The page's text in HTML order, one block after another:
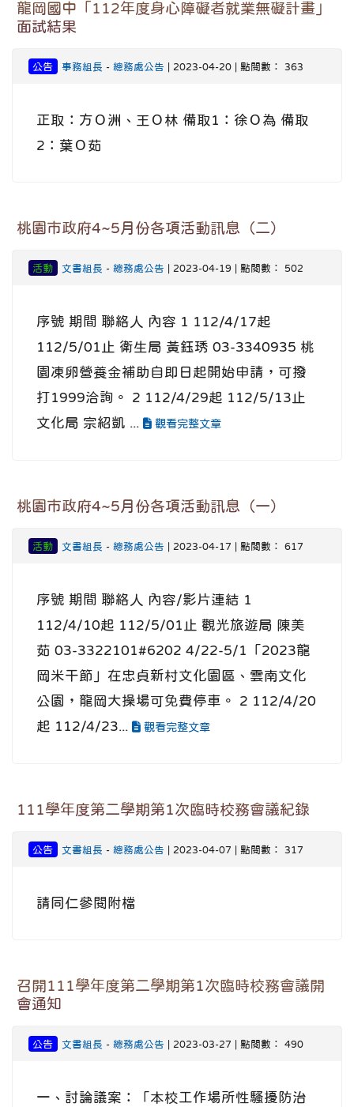
龍岡國中「112年度身心障礙者就業無礙計畫」
面試結果
公告 事務組長 - 總務處公告 | 2023-04-20 | 點閱數： 363
正取：方Ｏ洲、王Ｏ林 備取1：徐Ｏ為 備取
2：葉Ｏ茹
桃園市政府4~5月份各項活動訊息（二）
活動 文書組長 - 總務處公告 | 2023-04-19 | 點閱數： 502
序號 期間 聯絡人 內容 1 112/4/17起
112/5/01止 衛生局 黃鈺琇 03-3340935 桃
園凍卵營養金補助自即日起開始申請，可撥
打1999洽詢。 2 112/4/29起 112/5/13止
文化局 宗紹凱 ...
觀看完整文章
桃園市政府4~5月份各項活動訊息（一）
活動 文書組長 - 總務處公告 | 2023-04-17 | 點閱數： 617
序號 期間 聯絡人 內容/影片連結 1
112/4/10起 112/5/01止 觀光旅遊局 陳美
茹 03-3322101#6202 4/22-5/1「2023龍
岡米干節」在忠貞新村文化園區、雲南文化
公園，龍岡大操場可免費停車。 2 112/4/20
起 112/4/23...
觀看完整文章
111學年度第二學期第1次臨時校務會議紀錄
公告 文書組長 - 總務處公告 | 2023-04-07 | 點閱數： 317
請同仁參閱附檔
召開111學年度第二學期第1次臨時校務會議開
會通知
公告 文書組長 - 總務處公告 | 2023-03-27 | 點閱數： 490
一、討論議案：「本校工作場所性騷擾防治